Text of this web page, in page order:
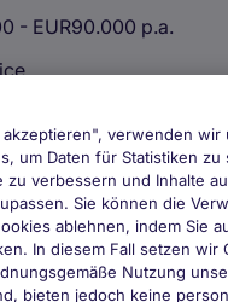
- EUR90.000 p.a.
akzeptieren", verwenden wir
um Daten für Statistiken zu
zu verbessern und Inhalte
Sie können die
ablehnen, indem Sie
In diesem Fall setzen wir
Nutzung
bieten jedoch keine